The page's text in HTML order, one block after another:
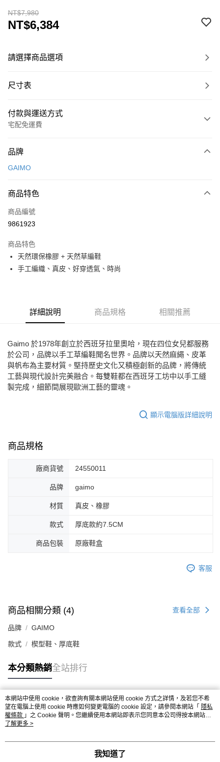
NT$7,980
NT$6,384
請選擇商品選項
尺寸表
付款與運送方式
宅配免運費
信用卡一次付款
LINE Pay
Apple Pay
悠遊付
ATM付款
全家取貨付款
7-11取貨付款
每筆NT$80，滿NT$2,000(含以上)免運費
宅配
免運費
品牌
GAIMO
商品特色
商品編號
9861923
商品特色
天然環保橡膠 + 天然草編鞋
手工編織、真皮、好穿透氣、時尚
詳細說明 商品規格 相關推薦
Gaimo 於1978年創立於西班牙拉里奧哈，現在四位女兒都服務
於公司，品牌以手工草編鞋聞名世界。品牌以天然麻繩、皮革
與帆布為主要材質。堅持歷史文化又積極創新的品牌，將傳統
工藝與現代設計完美融合。每雙鞋都在西班牙工坊中以手工縫
製完成，細節間展現歐洲工藝的靈魂。
顯示電腦版詳細說明
商品規格
廠商貨號 24550011
品牌 gaimo
材質 真皮、橡膠
款式 厚底款約7.5CM
商品包裝 原廠鞋盒
客服
商品相關分類 (4) 查看全部
品牌 GAIMO
款式 楔型鞋、厚底鞋
本分類熱銷全站排行
熱門標籤
本網站中使用 cookie，欲查詢有關本網站使用 cookie 方式之詳情，及若您不希
望在電腦上使用 cookie 時應如何變更電腦的 cookie 設定，請參閱本網站「 隱私
權條款 」之 Cookie 聲明。您繼續使用本網站即表示您同意本公司得按本網站使
用條款之 Cookie 聲明使用 cookie。
了解更多 >
我知道了